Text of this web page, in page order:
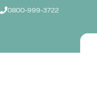
0800-999-3722